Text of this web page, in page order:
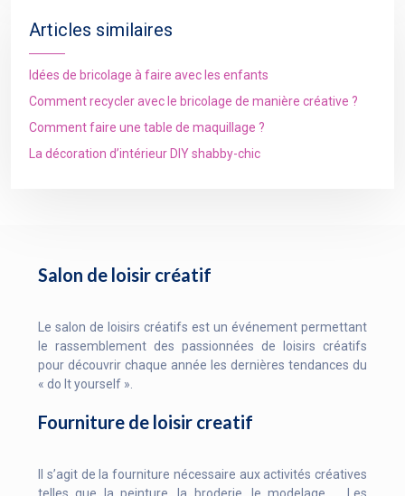
Articles similaires
Idées de bricolage à faire avec les enfants
Comment recycler avec le bricolage de manière créative ?
Comment faire une table de maquillage ?
La décoration d’intérieur DIY shabby-chic
Salon de loisir créatif
Le salon de loisirs créatifs est un événement permettant
le rassemblement des passionnées de loisirs créatifs
pour découvrir chaque année les dernières tendances du
« do It yourself ».
Fourniture de loisir creatif
Il s’agit de la fourniture nécessaire aux activités créatives
telles que la peinture, la broderie, le modelage … Les